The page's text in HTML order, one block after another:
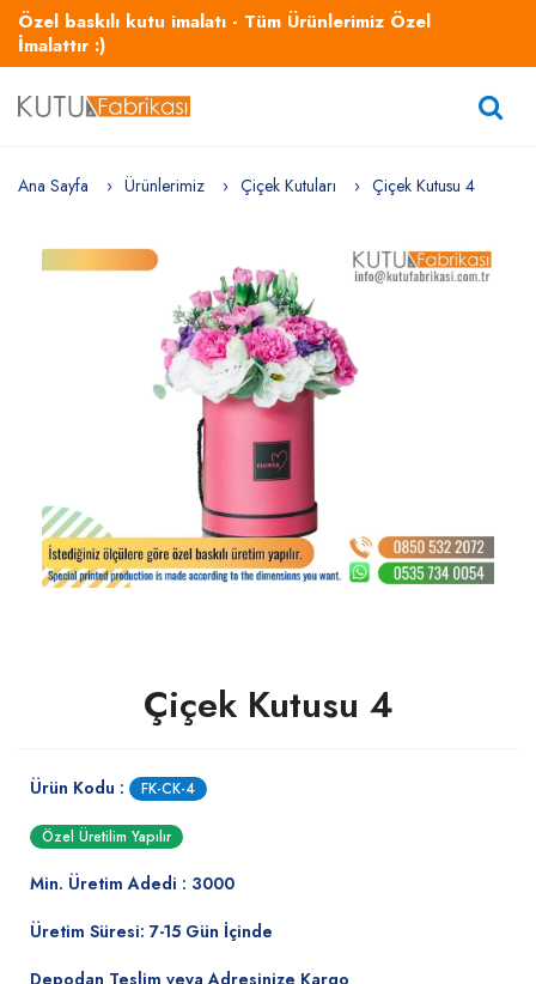
Özel baskılı kutu imalatı - Tüm Ürünlerimiz Özel
İmalattır :)
Ana Sayfa Ürünlerimiz Çiçek Kutuları Çiçek Kutusu 4
Çiçek Kutusu 4
Ürün Kodu : FK-CK-4
Özel Üretilim Yapılır
Min. Üretim Adedi : 3000
Üretim Süresi: 7-15 Gün İçinde
Depodan Teslim veya Adresinize Kargo